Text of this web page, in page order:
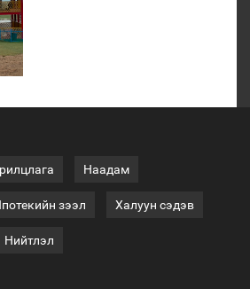
Наадам
зээл Халуун сэдэв
Нийтлэл